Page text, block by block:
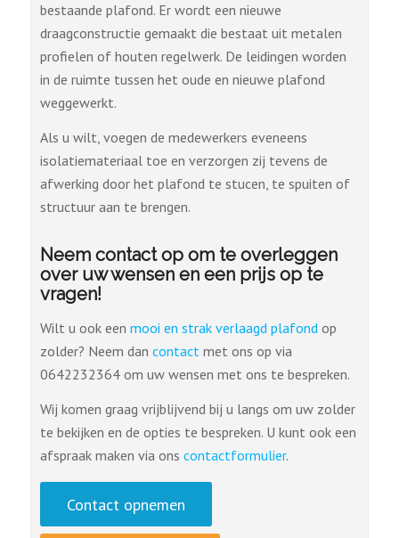
bestaande plafond. Er wordt een nieuwe
draagconstructie gemaakt die bestaat uit metalen
profielen of houten regelwerk. De leidingen worden
in de ruimte tussen het oude en nieuwe plafond
weggewerkt.
Als u wilt, voegen de medewerkers eveneens
isolatiemateriaal toe en verzorgen zij tevens de
afwerking door het plafond te stucen, te spuiten of
structuur aan te brengen.
Neem contact op om te overleggen
over uw wensen en een prijs op te
vragen!
Wilt u ook een mooi en strak verlaagd plafond op
zolder? Neem dan contact met ons op via
0642232364 om uw wensen met ons te bespreken.
Wij komen graag vrijblijvend bij u langs om uw zolder
te bekijken en de opties te bespreken. U kunt ook een
afspraak maken via ons contactformulier.
Contact opnemen